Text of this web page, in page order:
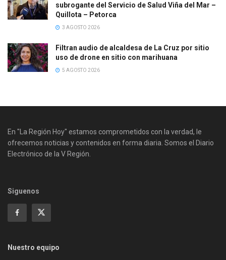
subrogante del Servicio de Salud Viña del Mar –
Quillota – Petorca
3 AGOSTO 2026
Filtran audio de alcaldesa de La Cruz por sitio
uso de drone en sitio con marihuana
5 AGOSTO 2026
En "La Región Hoy" estamos comprometidos con la verdad, le
ofrecemos noticias y contenidos en forma diaria. Somos el Diario
Electrónico de la V Región.
Siguenos
Nuestro equipo